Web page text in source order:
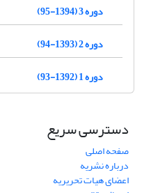
دوره 3 (1394-95)
دوره 2 (1393-94)
دوره 1 (1392-93)
دسترسی سریع
صفحه اصلی
درباره نشریه
اعضای هیات تحریریه